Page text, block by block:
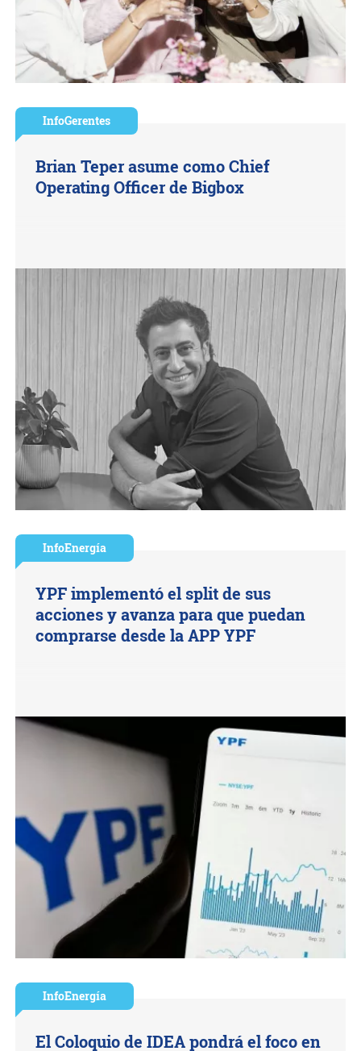
InfoGerentes
Brian Teper asume como Chief
Operating Officer de Bigbox
InfoEnergía
YPF implementó el split de sus
acciones y avanza para que puedan
comprarse desde la APP YPF
InfoEnergía
El Coloquio de IDEA pondrá el foco en